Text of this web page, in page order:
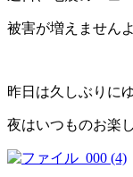
被害が増えません
昨日は久しぶりに
夜はいつものお楽